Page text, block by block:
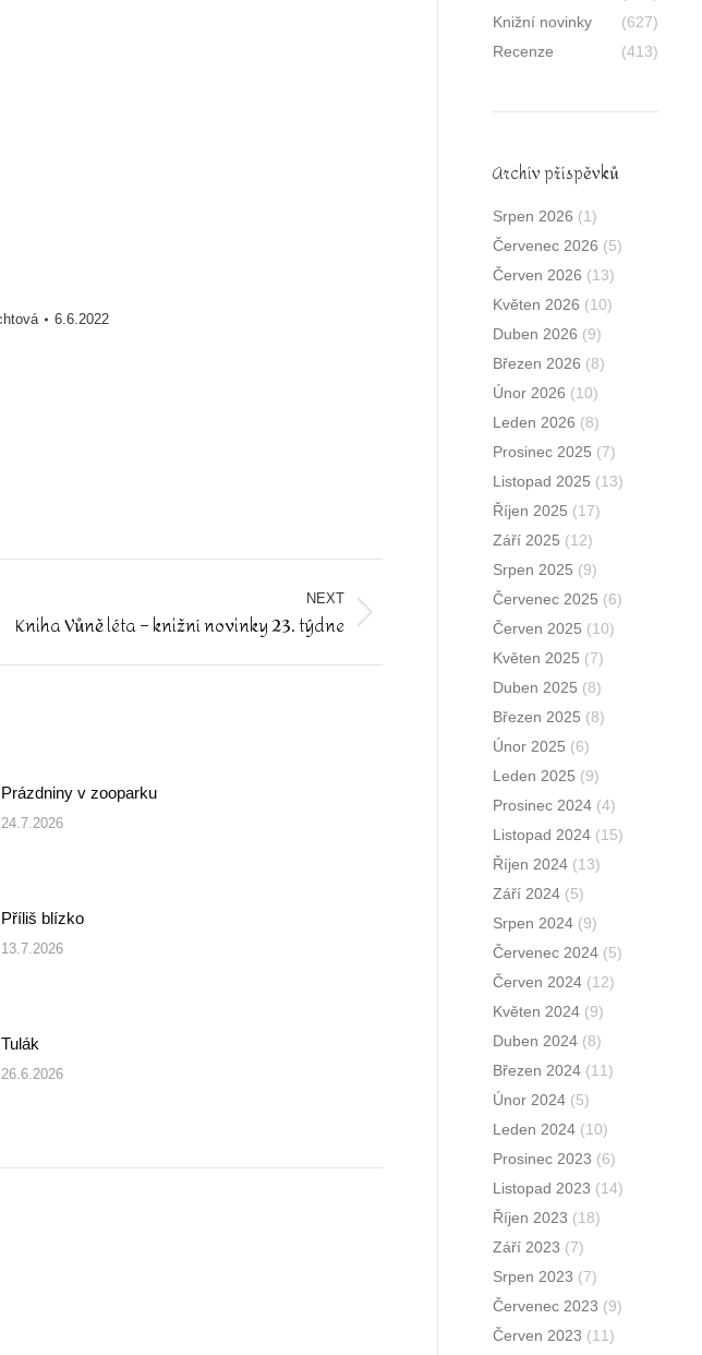
6.6.2022
NEXT
Kniha Vůně léta – knižní novinky 23. týdne
Prázdniny v zooparku
24.7.2026
Příliš blízko
13.7.2026
Tulák
26.6.2026
Knižní novinky
(627)
Recenze
(413)
Archív příspěvků
Srpen 2026 (1)
Červenec 2026 (5)
Červen 2026 (13)
Květen 2026 (10)
Duben 2026 (9)
Březen 2026 (8)
Únor 2026 (10)
Leden 2026 (8)
Prosinec 2025 (7)
Listopad 2025 (13)
Říjen 2025 (17)
Září 2025 (12)
Srpen 2025 (9)
Červenec 2025 (6)
Červen 2025 (10)
Květen 2025 (7)
Duben 2025 (8)
Březen 2025 (8)
Únor 2025 (6)
Leden 2025 (9)
Prosinec 2024 (4)
Listopad 2024 (15)
Říjen 2024 (13)
Září 2024 (5)
Srpen 2024 (9)
Červenec 2024 (5)
Červen 2024 (12)
Květen 2024 (9)
Duben 2024 (8)
Březen 2024 (11)
Únor 2024 (5)
Leden 2024 (10)
Prosinec 2023 (6)
Listopad 2023 (14)
Říjen 2023 (18)
Září 2023 (7)
Srpen 2023 (7)
Červenec 2023 (9)
Červen 2023 (11)